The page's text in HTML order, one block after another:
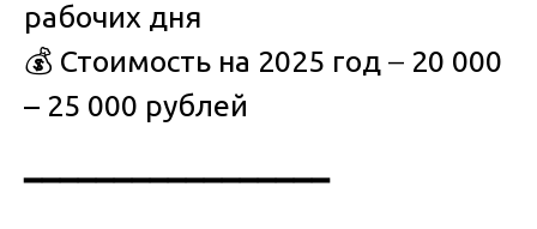
рабочих дня
💰 Стоимость на 2025 год – 20 000
– 25 000 рублей
━━━━━━━━━━━━━━━━━